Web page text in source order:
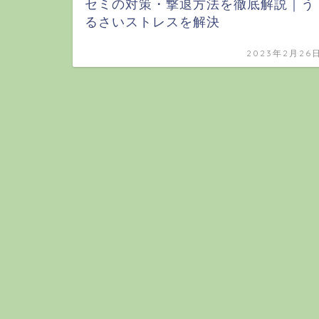
セミの対策・撃退方法を徹底解説｜う
るさいストレスを解決
2023年2月26